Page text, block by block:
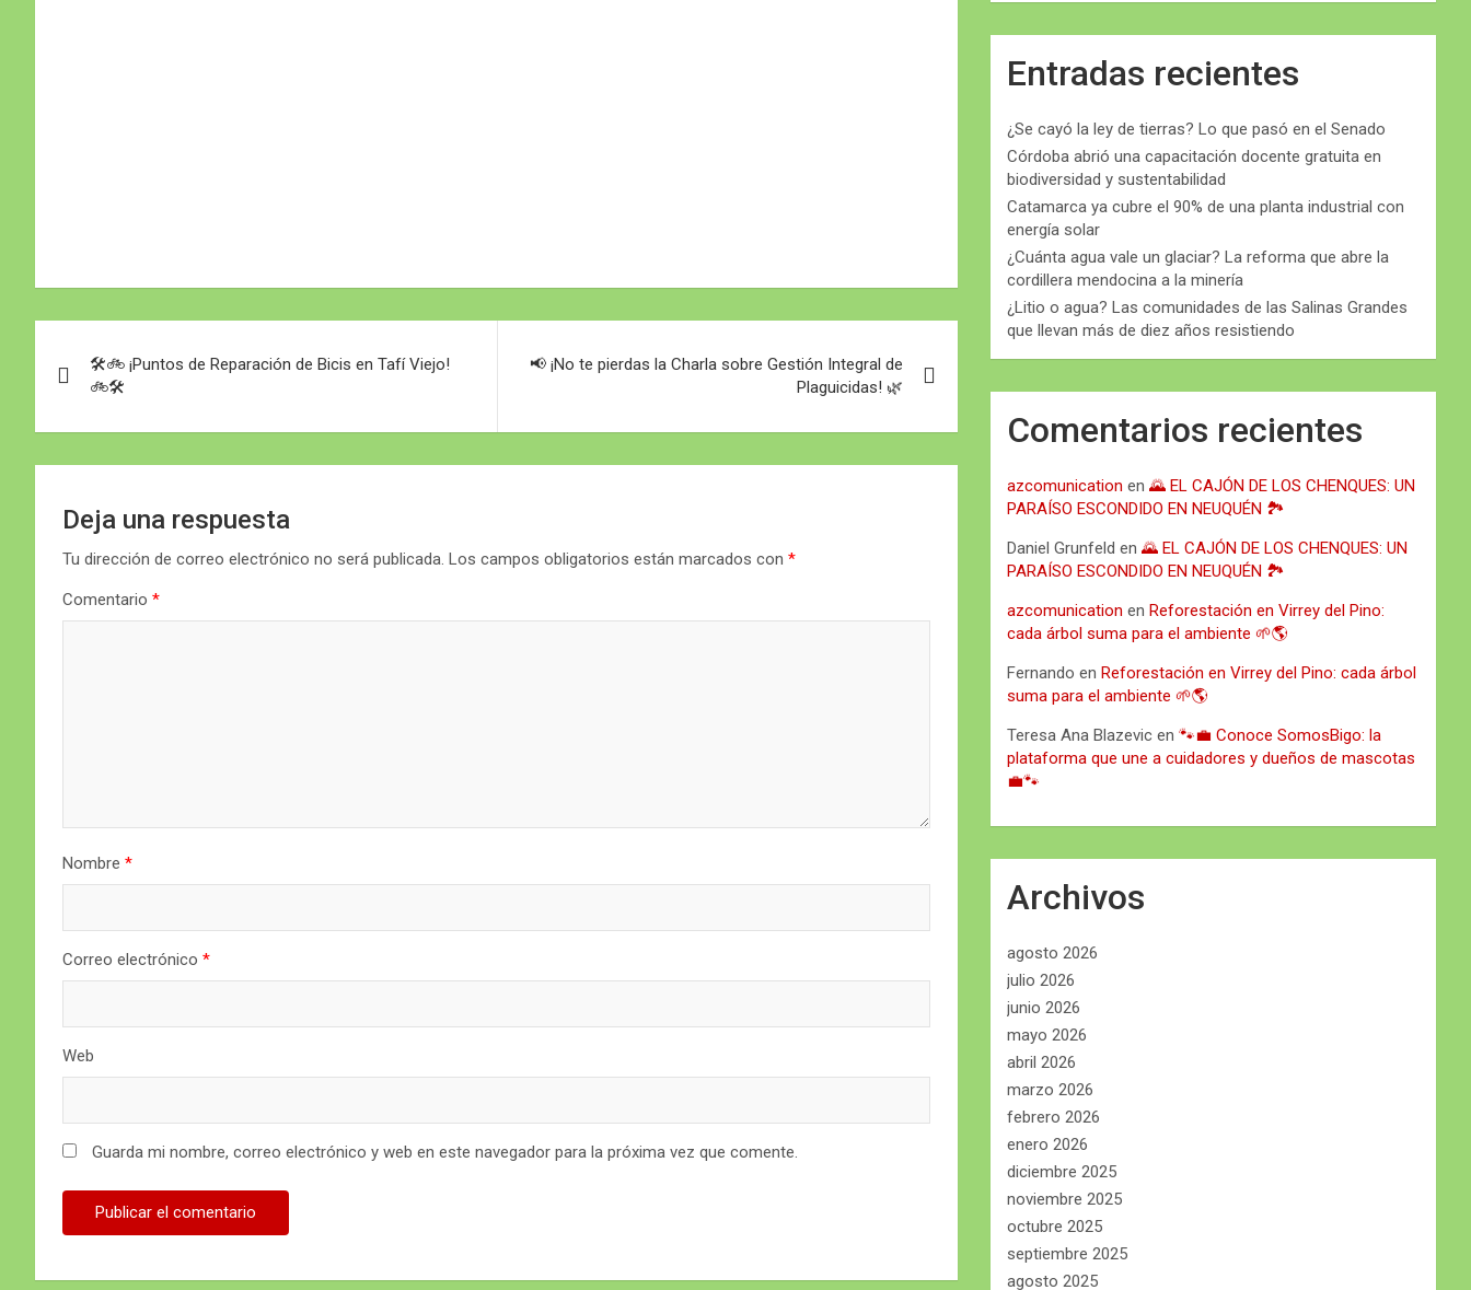
de
entradas
🛠️🚲 ¡Puntos de Reparación de Bicis en Tafí Viejo!
🚲🛠️
📢 ¡No te pierdas la Charla sobre Gestión Integral de
Plaguicidas! 🌿
Deja una respuesta
Tu dirección de correo electrónico no será publicada. Los campos obligatorios están marcados con *
Comentario *
Nombre *
Correo electrónico *
Web
Guarda mi nombre, correo electrónico y web en este navegador para la próxima vez que comente.
Entradas recientes
¿Se cayó la ley de tierras? Lo que pasó en el Senado
Córdoba abrió una capacitación docente gratuita en
biodiversidad y sustentabilidad
Catamarca ya cubre el 90% de una planta industrial con
energía solar
¿Cuánta agua vale un glaciar? La reforma que abre la
cordillera mendocina a la minería
¿Litio o agua? Las comunidades de las Salinas Grandes
que llevan más de diez años resistiendo
Comentarios recientes
azcomunication en🌄 EL CAJÓN DE LOS CHENQUES: UN
PARAÍSO ESCONDIDO EN NEUQUÉN 🏞️
Daniel Grunfeld en🌄 EL CAJÓN DE LOS CHENQUES: UN
PARAÍSO ESCONDIDO EN NEUQUÉN 🏞️
azcomunication en Reforestación en Virrey del Pino:
cada árbol suma para el ambiente 🌱🌎
Fernando en Reforestación en Virrey del Pino: cada árbol
suma para el ambiente 🌱🌎
Teresa Ana Blazevic en🐾💼 Conoce SomosBigo: la
plataforma que une a cuidadores y dueños de mascotas
💼🐾
Archivos
agosto 2026
julio 2026
junio 2026
mayo 2026
abril 2026
marzo 2026
febrero 2026
enero 2026
diciembre 2025
noviembre 2025
octubre 2025
septiembre 2025
agosto 2025